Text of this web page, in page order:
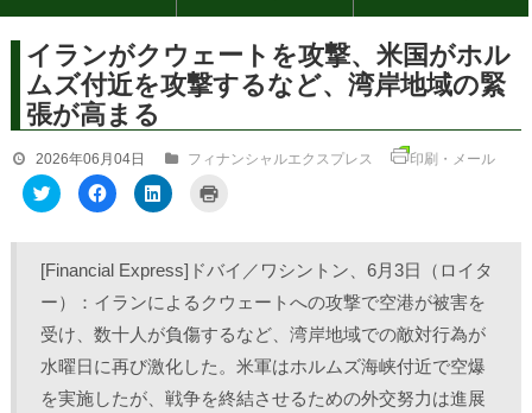
イランがクウェートを攻撃、米国がホル
ムズ付近を攻撃するなど、湾岸地域の緊
張が高まる
2026年06月04日 フィナンシャルエクスプレス
印刷・メール
ク
リ
て
T
i
t
e
r
で
共
有
F
a
o
o
で
有
す
る
に
は
ク
ク
リ
L
n
e
d
I
n
で
共
て
印
(
し
い
ィ
ン
ド
[Financial Express]ドバイ／ワシントン、6月3日（ロイタ
ー）：イランによるクウェートへの攻撃で空港が被害を
受け、数十人が負傷するなど、湾岸地域での敵対行為が
水曜日に再び激化した。米軍はホルムズ海峡付近で空爆
を実施したが、戦争を終結させるための外交努力は進展